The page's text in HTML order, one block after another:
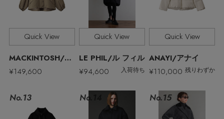
Quick View
MACKINTOSH/マッキントッシュ
¥149,600
Quick View
LE PHIL/ル フィル
¥94,600
入荷待ち
Quick View
ANAYI/アナイ
¥110,000 残りわずか
No.13 No.14 No.15